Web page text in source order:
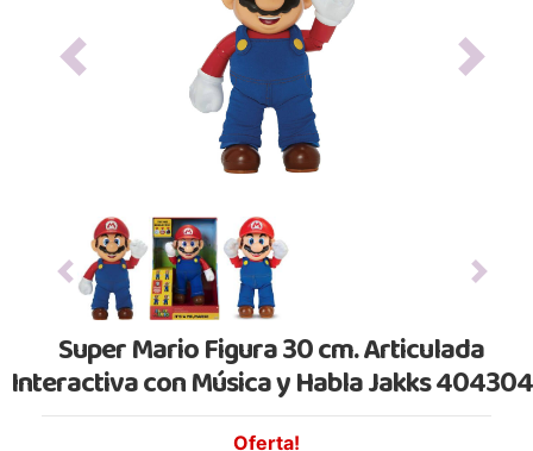
Previous Next
Previous Next
Super Mario Figura 30 cm. Articulada
Interactiva con Música y Habla Jakks 404304
Oferta!